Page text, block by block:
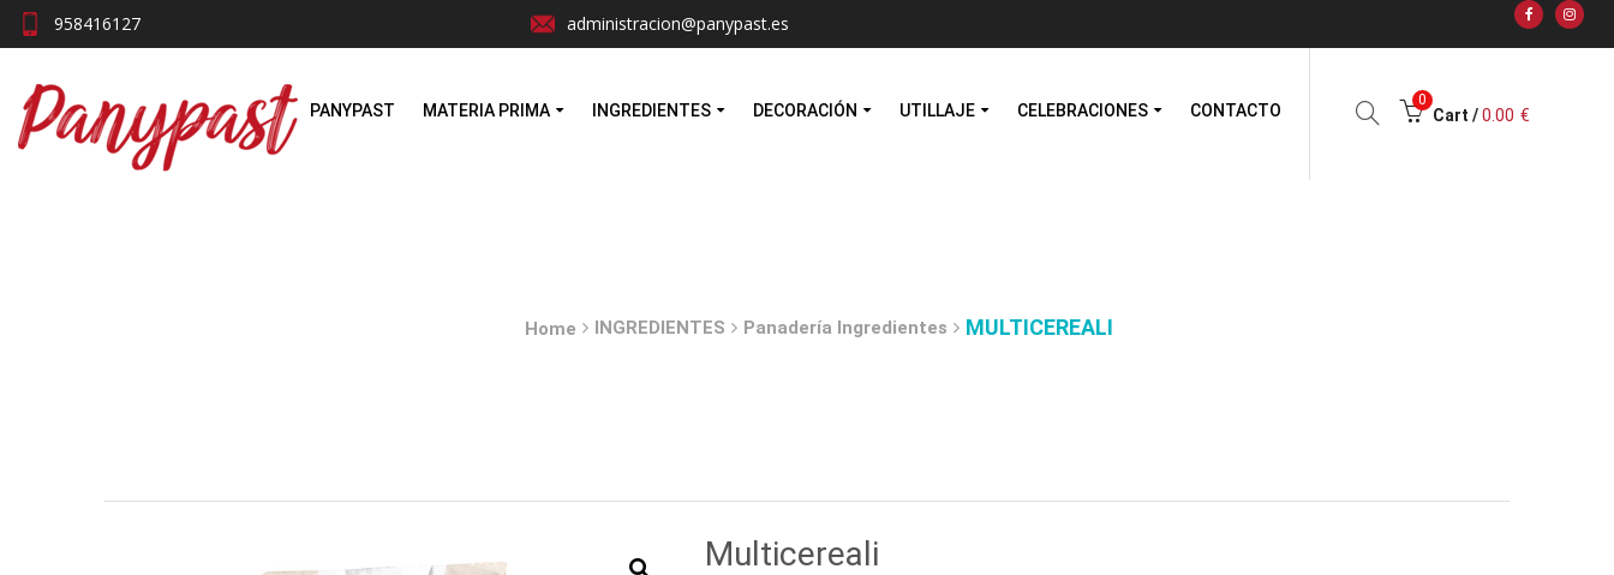
958416127 administracion@panypast.es
PANYPAST MATERIA PRIMA INGREDIENTES DECORACIÓN UTILLAJE CELEBRACIONES CONTACTO
0
Cart / 0.00 €
Home INGREDIENTES Panadería Ingredientes MULTICEREALI
Multicereali